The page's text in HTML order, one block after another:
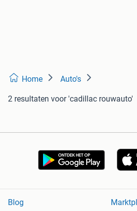
Home Auto's
2 resultaten voor 'cadillac rouwauto'
Blog